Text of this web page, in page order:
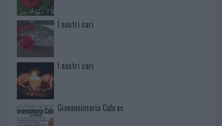
I nostri cari
I nostri cari
Giovannimaria Cabras